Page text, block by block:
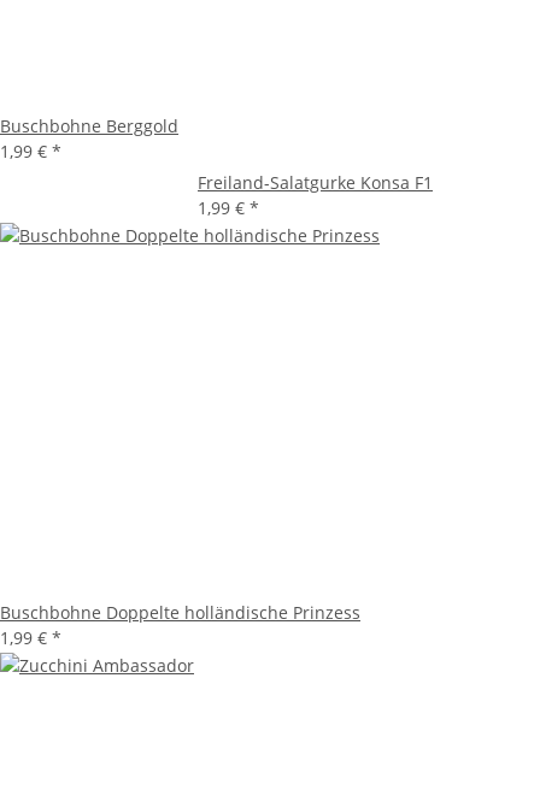
Buschbohne Berggold
1,99 € *
Freiland-Salatgurke Konsa F1
1,99 € *
Buschbohne Doppelte holländische Prinzess
1,99 € *